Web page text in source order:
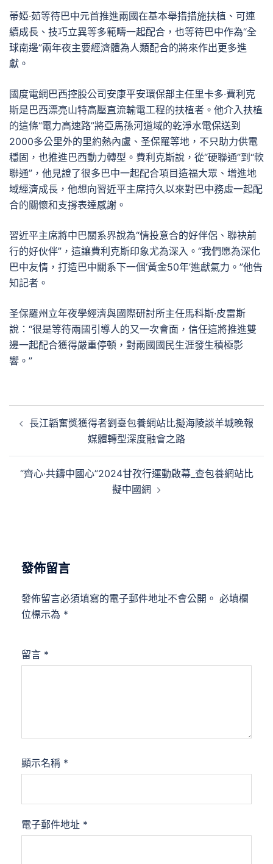
蒂婭·茹等待巴中元首推進兩國在基本舉措措施扶植、可連
續成長、技巧立異等多範疇一起配合，也等待巴中作為“全
球南邊”兩年夜主要經濟體為人類配合的將來作出更多進
獻。
國度電網巴西控股公司安康平安環保部主任里卡多·費利克
斯是巴西漂亮山特高壓直流輸電工程的扶植者。他介入扶植
的這條“電力高速路”將亞馬孫河道域的乾淨水電保送到
2000多公里外的里約熱內盧、圣保羅等地，不只助力供電
穩固，也推進巴西動力轉型。費利克斯說，從“硬聯通”到“軟
聯通”，他見證了很多巴中一起配合項目造福大眾、增進地
域經濟成長，他想向習近平主席持久以來對巴中務虛一起配
合的關懷和支撐表達感謝。
習近平主席將中巴關系界說為“情投意合的好伴侶、聯袂前
行的好伙伴”，這讓費利克斯印象尤為深入。“我們愿為深化
巴中友情，打造巴中關系下一個‘黃金50年’進獻氣力。”他告
知記者。
圣保羅州立年夜學經濟與國際研討所主任馬科斯·皮雷斯
說：“很是等待兩國引導人的又一次會面，信任這將推進雙
邊一起配合獲得嚴重停頓，對兩國國民生涯發生積極影
響。”
章 長江韜奮獎獲得者劉臺包養網站比擬海陵談羊城晚報
媒體轉型深度融會之路
“齊心·共鑄中國心”2024甘孜行運動啟幕_查包養網站比
擬中國網
發佈留言
發佈留言必須填寫的電子郵件地址不會公開。 必填欄
位標示為 *
留言 *
顯示名稱 *
電子郵件地址 *